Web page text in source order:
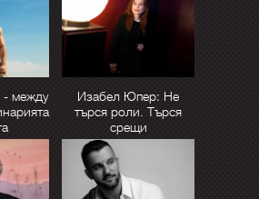
- между
Изабел Юпер: Не
търся роли. Търся
срещи